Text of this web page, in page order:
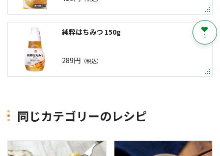
純粋はちみつ 150g
289円 （税込）
1
同じカテゴリーのレシピ